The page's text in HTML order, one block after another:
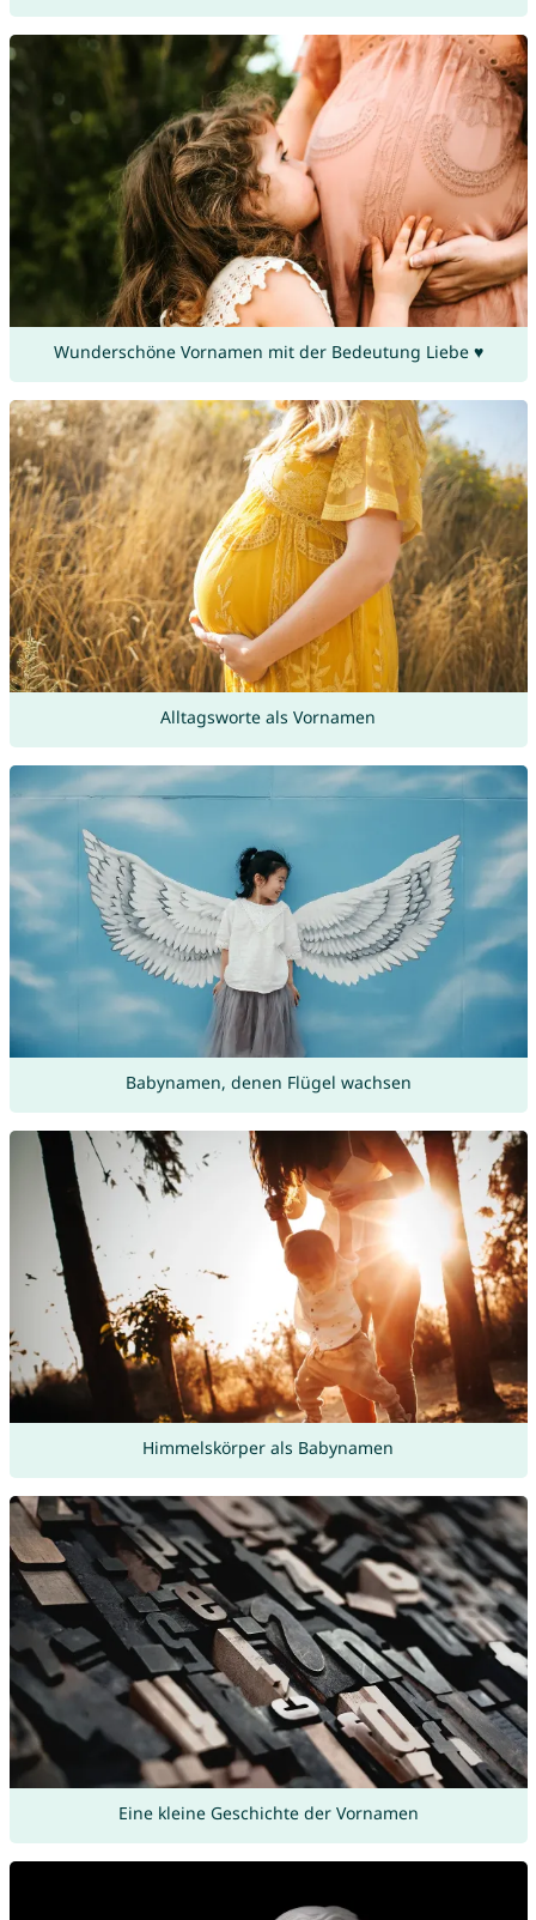
Wunderschöne Vornamen mit der Bedeutung Liebe ♥
Alltagsworte als Vornamen
Babynamen, denen Flügel wachsen
Himmelskörper als Babynamen
Eine kleine Geschichte der Vornamen